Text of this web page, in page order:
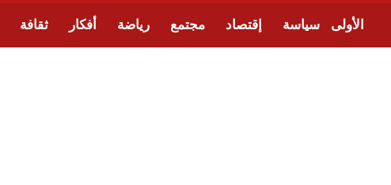
الأولى سياسة إقتصاد مجتمع رياضة أفكار ثقافة